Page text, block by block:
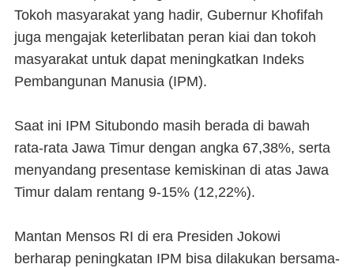
Tokoh masyarakat yang hadir, Gubernur Khofifah
juga mengajak keterlibatan peran kiai dan tokoh
masyarakat untuk dapat meningkatkan Indeks
Pembangunan Manusia (IPM).
Saat ini IPM Situbondo masih berada di bawah
rata-rata Jawa Timur dengan angka 67,38%, serta
menyandang presentase kemiskinan di atas Jawa
Timur dalam rentang 9-15% (12,22%).
Mantan Mensos RI di era Presiden Jokowi
berharap peningkatan IPM bisa dilakukan bersama-